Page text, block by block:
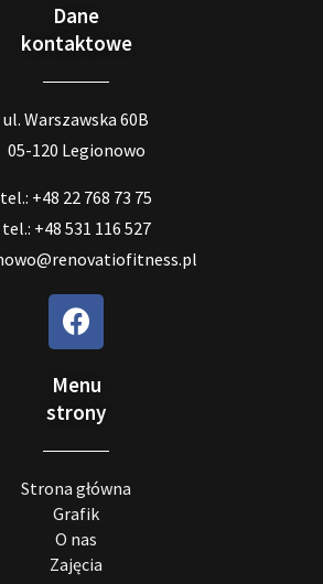
Dane
kontaktowe
ul. Warszawska 60B
05-120 Legionowo
tel.: +48 22 768 73 75
tel.: +48 531 116 527
Menu
strony
Strona główna
Grafik
O nas
Zajęcia